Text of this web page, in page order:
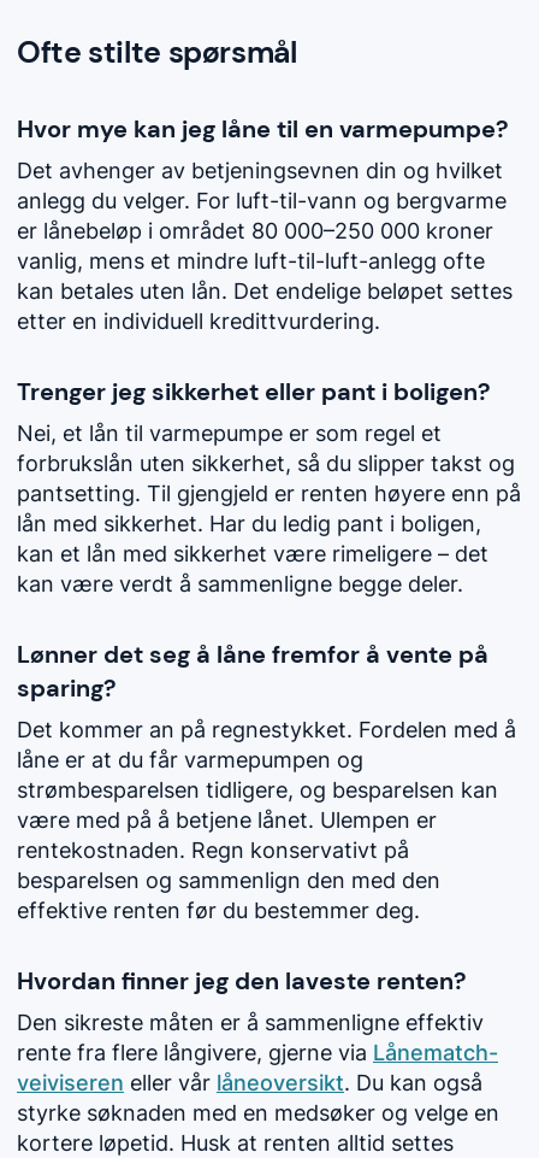
Ofte stilte spørsmål
Hvor mye kan jeg låne til en varmepumpe?
Det avhenger av betjeningsevnen din og hvilket
anlegg du velger. For luft-til-vann og bergvarme
er lånebeløp i området 80 000–250 000 kroner
vanlig, mens et mindre luft-til-luft-anlegg ofte
kan betales uten lån. Det endelige beløpet settes
etter en individuell kredittvurdering.
Trenger jeg sikkerhet eller pant i boligen?
Nei, et lån til varmepumpe er som regel et
forbrukslån uten sikkerhet, så du slipper takst og
pantsetting. Til gjengjeld er renten høyere enn på
lån med sikkerhet. Har du ledig pant i boligen,
kan et lån med sikkerhet være rimeligere – det
kan være verdt å sammenligne begge deler.
Lønner det seg å låne fremfor å vente på
sparing?
Det kommer an på regnestykket. Fordelen med å
låne er at du får varmepumpen og
strømbesparelsen tidligere, og besparelsen kan
være med på å betjene lånet. Ulempen er
rentekostnaden. Regn konservativt på
besparelsen og sammenlign den med den
effektive renten før du bestemmer deg.
Hvordan finner jeg den laveste renten?
Den sikreste måten er å sammenligne effektiv
rente fra flere långivere, gjerne via Lånematch-
veiviseren eller vår låneoversikt. Du kan også
styrke søknaden med en medsøker og velge en
kortere løpetid. Husk at renten alltid settes